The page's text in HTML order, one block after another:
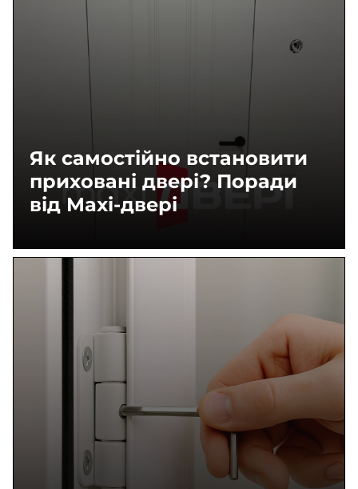
Як самостійно встановити
приховані двері? Поради
від Maxi-двері